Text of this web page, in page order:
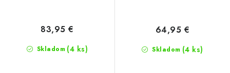
Skladom (4 ks)
83,95 €
Skladom (4 ks)
64,95 €